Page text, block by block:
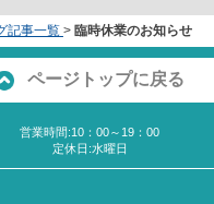
記事一覧 > 臨時休業のお知らせ
ページトップに戻る
営業時間:10：00～19：00
定休日:水曜日